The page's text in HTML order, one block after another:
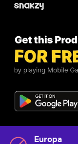
Europa